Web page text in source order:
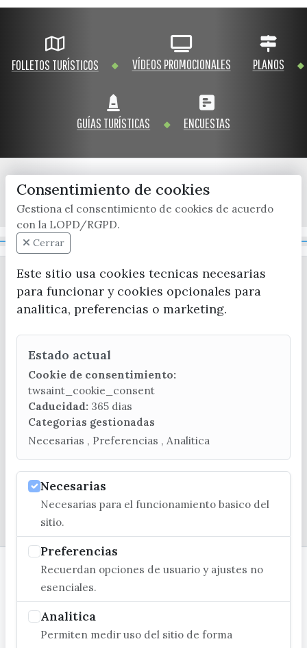
FOLLETOS TURÍSTICOS VÍDEOS PROMOCIONALES PLANOS
GUÍAS TURÍSTICAS ENCUESTAS
x / twitter facebook youtube instagram
CONTACTA CON LA OFICINA DE TURISMO
(+34) 952 541 104
turismo@velezmalaga.es
C/ Poniente, 2. CP 29740 - Torre del Mar
Consentimiento de cookies
Gestiona el consentimiento de cookies de acuerdo
con la LOPD/RGPD.
Cerrar
Este sitio usa cookies tecnicas necesarias
para funcionar y cookies opcionales para
analitica, preferencias o marketing.
Estado actual
Cookie de consentimiento:
twsaint_cookie_consent
Caducidad: 365 dias
Categorias gestionadas
Necesarias , Preferencias , Analitica
Necesarias
Necesarias para el funcionamiento basico del
sitio.
Preferencias
Recuerdan opciones de usuario y ajustes no
esenciales.
Analitica
Permiten medir uso del sitio de forma